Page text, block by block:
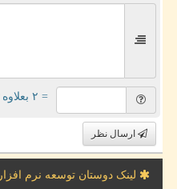
= ۲ بعلاوه ۳
ارسال نظر
لینک دوستان توسعه نرم افزار